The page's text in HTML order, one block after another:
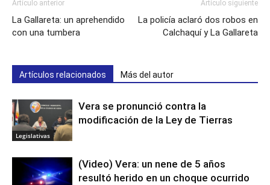
Artículo anterior
La Gallareta: un aprehendido
con una tumbera
Artículo siguiente
La policía aclaró dos robos en
Calchaquí y La Gallareta
Artículos relacionados Más del autor
Legislativas
Vera se pronunció contra la
modificación de la Ley de Tierras
(Video) Vera: un nene de 5 años
resultó herido en un choque ocurrido